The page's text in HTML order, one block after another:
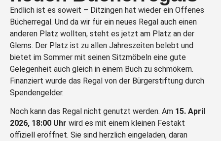
Endlich ist es soweit – Ditzingen hat wieder ein Offenes
Bücherregal. Und da wir für ein neues Regal auch einen
anderen Platz wollten, steht es jetzt am Platz an der
Glems. Der Platz ist zu allen Jahreszeiten belebt und
bietet im Sommer mit seinen Sitzmöbeln eine gute
Gelegenheit auch gleich in einem Buch zu schmökern.
Finanziert wurde das Regal von der Bürgerstiftung durch
Spendengelder.
Noch kann das Regal nicht genutzt werden. Am 15. April
2026, 18:00 Uhr wird es mit einem kleinen Festakt
offiziell
eröffnet. Sie sind herzlich eingeladen, daran